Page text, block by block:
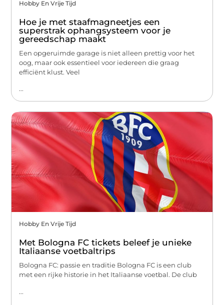
Hobby En Vrije Tijd
Hoe je met staafmagneetjes een
superstrak ophangsysteem voor je
gereedschap maakt
Een opgeruimde garage is niet alleen prettig voor het
oog, maar ook essentieel voor iedereen die graag
efficiënt klust. Veel
...
Hobby En Vrije Tijd
Met Bologna FC tickets beleef je unieke
Italiaanse voetbaltrips
Bologna FC: passie en traditie Bologna FC is een club
met een rijke historie in het Italiaanse voetbal. De club
...